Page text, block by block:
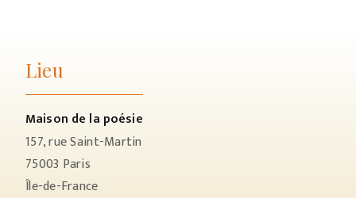
Lieu
Maison de la poésie
157, rue Saint-Martin
75003 Paris
Île-de-France